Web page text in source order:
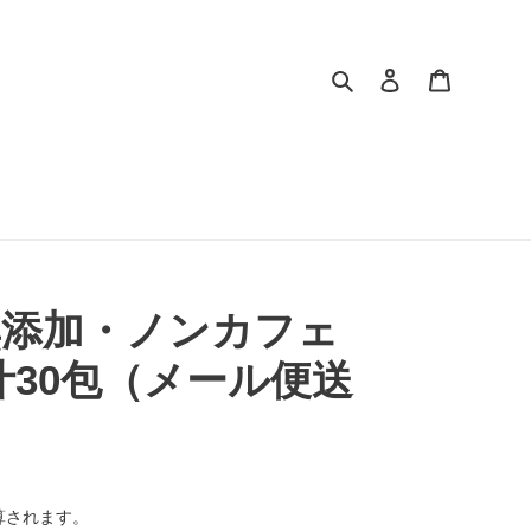
検索 ログイン
加・ノンカフェ
包（メール便送
れます。